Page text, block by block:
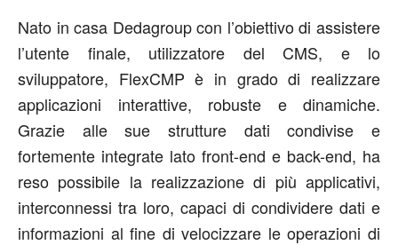
Nato in casa Dedagroup con l’obiettivo di assistere
l’utente finale, utilizzatore del CMS, e lo
sviluppatore, FlexCMP è in grado di realizzare
applicazioni interattive, robuste e dinamiche.
Grazie alle sue strutture dati condivise e
fortemente integrate lato front-end e back-end, ha
reso possibile la realizzazione di più applicativi,
interconnessi tra loro, capaci di condividere dati e
informazioni al fine di velocizzare le operazioni di